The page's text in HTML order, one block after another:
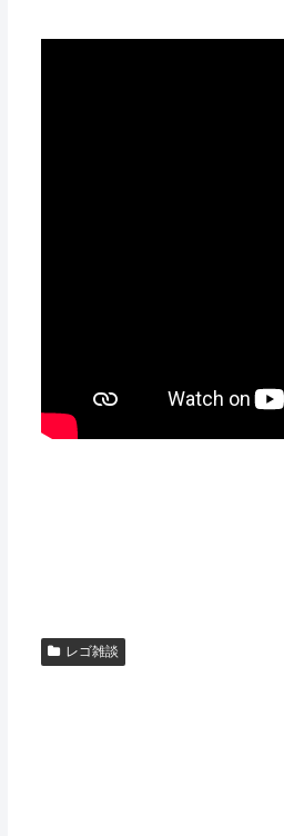
レゴ雑談